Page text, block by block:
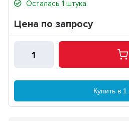
Осталась 1 штука
Цена по запросу
Купить в 1